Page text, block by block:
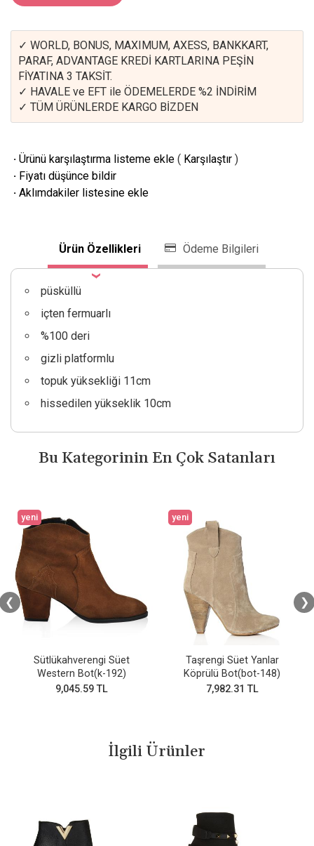
✓ WORLD, BONUS, MAXIMUM, AXESS, BANKKART,
PARAF, ADVANTAGE KREDİ KARTLARINA PEŞİN
FİYATINA 3 TAKSİT.
✓ HAVALE ve EFT ile ÖDEMELERDE %2 İNDİRİM
✓ TÜM ÜRÜNLERDE KARGO BİZDEN
· Ürünü karşılaştırma listeme ekle( Karşılaştır)
· Fiyatı düşünce bildir
· Aklımdakiler listesine ekle
Ürün Özellikleri Ödeme Bilgileri
püsküllü
içten fermuarlı
%100 deri
gizli platformlu
topuk yüksekliği 11cm
hissedilen yükseklik 10cm
Bu Kategorinin En Çok Satanları
yeni
Sütlükahverengi Süet
Western Bot(k-192)
9,045.59 TL
yeni
Taşrengi Süet Yanlar
Köprülü Bot(bot-148)
7,982.31 TL
❮ ❯
İlgili Ürünler